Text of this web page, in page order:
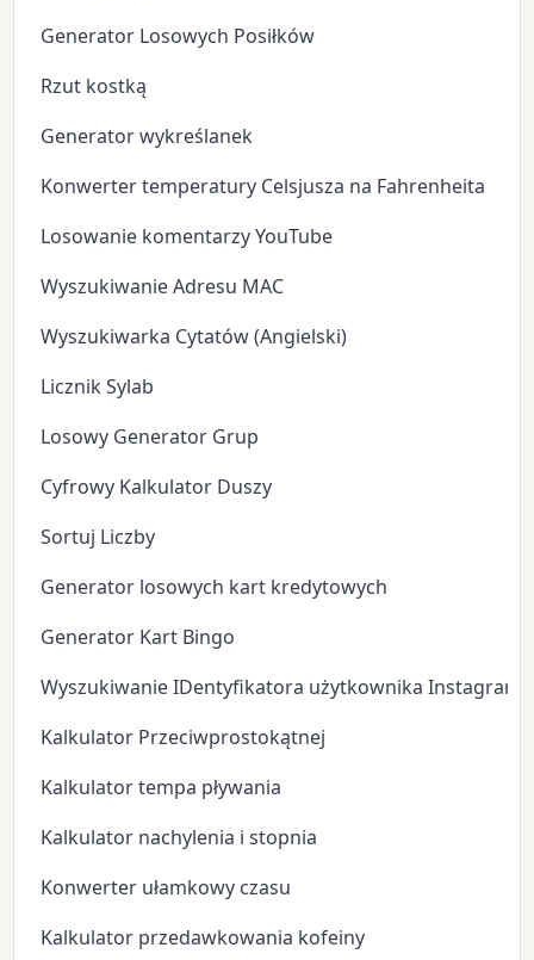
Generator Losowych Posiłków
Rzut kostką
Generator wykreślanek
Konwerter temperatury Celsjusza na Fahrenheita
Losowanie komentarzy YouTube
Wyszukiwanie Adresu MAC
Wyszukiwarka Cytatów (Angielski)
Licznik Sylab
Losowy Generator Grup
Cyfrowy Kalkulator Duszy
Sortuj Liczby
Generator losowych kart kredytowych
Generator Kart Bingo
Wyszukiwanie IDentyfikatora użytkownika Instagram
Kalkulator Przeciwprostokątnej
Kalkulator tempa pływania
Kalkulator nachylenia i stopnia
Konwerter ułamkowy czasu
Kalkulator przedawkowania kofeiny